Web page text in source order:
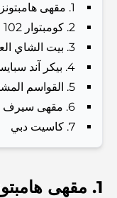
Families
أشياء يمكنك
للتغلب على
أفضل الهدايا
Your Ultimate
1. مقهى هامبتونز
2. كومبتوار 102
3. بيت الشاي العربي
4. بيكر آند سبايس
5. القواسم المشتركة
6. مقهى سيرف
7. كاسيت دبي
1. مقهى هامبتونز